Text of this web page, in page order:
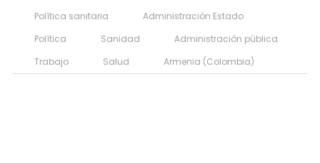
Política sanitaria
Administración Estado
Política
Sanidad
Administración pública
Trabajo
Salud Armenia (Colombia)